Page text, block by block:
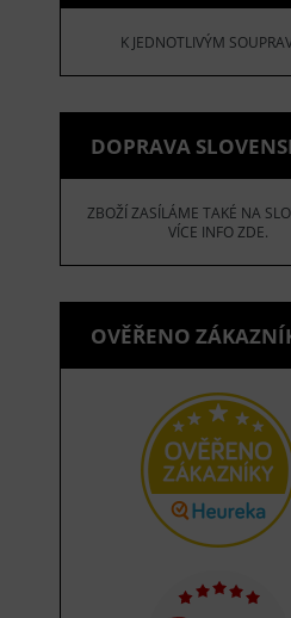
K JEDNOTLIVÝM
DOPRAVA
ZBOŽÍ ZASÍLÁME TAKÉ NA
VÍCE INFO ZDE.
OVĚŘENO